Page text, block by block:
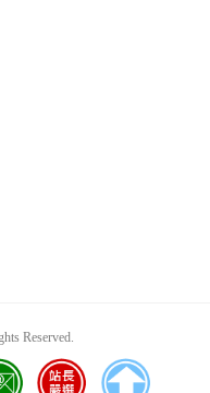
Reserved.